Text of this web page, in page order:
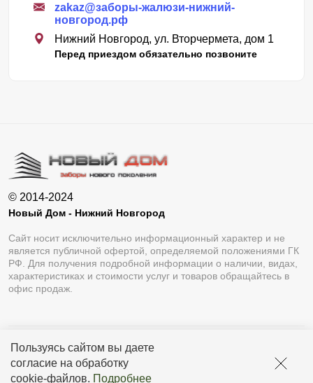
Пользуясь сайтом вы даете
согласие на обработку
cookie-файлов. Подробнее
zakaz@заборы-жалюзи-нижний-
новгород.рф
Нижний Новгород, ул. Вторчермета, дом 1
Перед приездом обязательно позвоните
© 2014-2024
Новый Дом - Нижний Новгород
Сайт носит исключительно информационный характер и не
является публичной офертой, определяемой положениями ГК
РФ. Для получения подробной информации о наличии, видах,
характеристиках и стоимости услуг и товаров обращайтесь в
офис продаж.
Разработка сайтаLukevium
Политика конфиденциальности